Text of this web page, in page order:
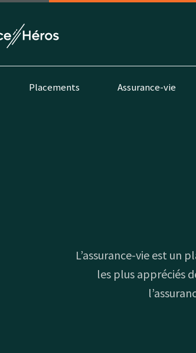
Placements Assurance-vie
L’assurance-vie est un
les plus appréciés